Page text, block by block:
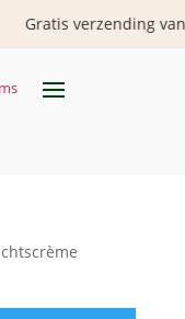
Gratis verzending